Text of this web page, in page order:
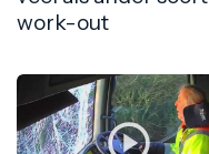
work-out